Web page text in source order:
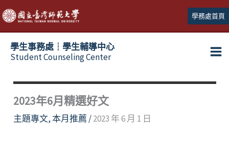
跳
至
主
學務處首頁
學生事務處┆學生輔導中心
Student Counseling Center
2023年6月精選好文
主題專文,本月推薦 /2023 年 6 月 1 日